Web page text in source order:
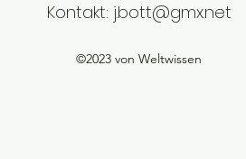
Kontakt: j.bott@gmx.net
©2023 von Weltwissen